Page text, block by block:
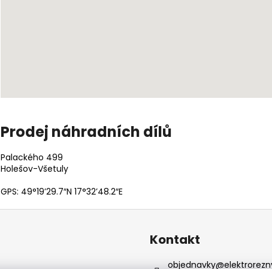
Prodej náhradních dílů
Palackého 499
Holešov-Všetuly
GPS: 49°19’29.7″N 17°32’48.2″E
Kontakt
objednavky@